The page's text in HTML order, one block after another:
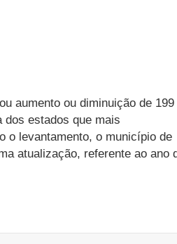
aumento ou diminuição de 199
dos estados que mais
o levantamento, o município de
atualização, referente ao ano